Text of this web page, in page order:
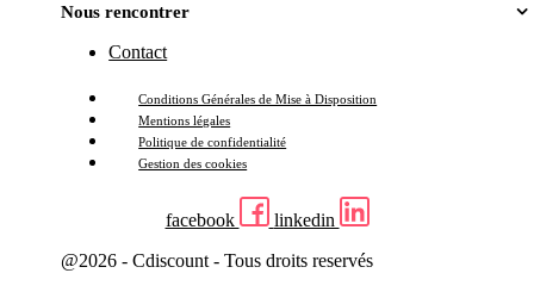
Nous rencontrer
Contact
Conditions Générales de Mise à Disposition
Mentions légales
Politique de confidentialité
Gestion des cookies
facebook
linkedin
@2026 - Cdiscount - Tous droits reservés